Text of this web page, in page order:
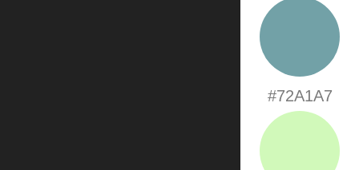
#72A1A7